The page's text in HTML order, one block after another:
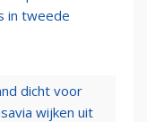
in tweede
dicht voor
wijken uit